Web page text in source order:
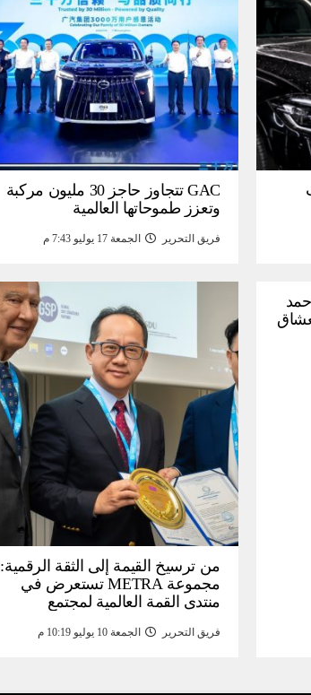
GAC تتجاوز حاجز 30 مليون مركبة
وتعزز طموحاتها العالمية
فريق التحرير الجمعة 17 يوليو 7:43 م
من ترسيخ القيمة إلى الثقة الرقمية:
مجموعة METRA تستعرض في
منتدى القمة العالمية لمجتمع
تحتية للأصول الرقمية المدعومة
فريق التحرير الجمعة 10 يوليو 10:19 م